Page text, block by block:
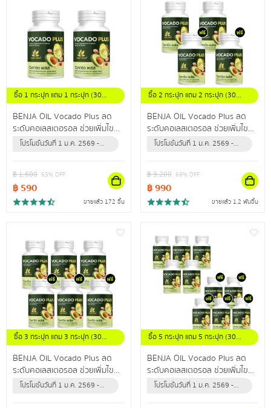
ซื้อ 1 กระปุก แถม 1 กระปุก (30
แคปซูล/กระปุก)
BENJA OIL Vocado Plus ลด
ระดับคอเลสเตอรอล ช่วยเพิ่มไข
มันดี ลดไขมันเลว ปรับลดความดัน
โปรโมชั่นวันที่ 1 ม.ค. 2569 -
฿1,600 63% OFF
฿590
ขายแล้ว 172 ชิ้น
ซื้อ 2 กระปุก แถม 2 กระปุก (30
แคปซูล / กระปุก)
BENJA OIL Vocado Plus ลด
ระดับคอเลสเตอรอล ช่วยเพิ่มไข
มันดี ลดไขมันเลว ปรับลดความดัน
โปรโมชั่นวันที่ 1 ม.ค. 2569 -
฿3,200 69% OFF
฿990
ขายแล้ว 1.2 พันชิ้น
ซื้อ 3 กระปุก แถม 3 กระปุก (30
แคปซูล / กระปุก)
BENJA OIL Vocado Plus ลด
ระดับคอเลสเตอรอล ช่วยเพิ่มไข
มันดี ลดไขมันเลว ปรับลดความดัน
โปรโมชั่นวันที่ 1 ม.ค. 2569 -
ซื้อ 5 กระปุก แถม 5 กระปุก (30
แคปซูล / กระปุก)
BENJA OIL Vocado Plus ลด
ระดับคอเลสเตอรอล ช่วยเพิ่มไข
มันดี ลดไขมันเลว ปรับลดความดัน
โปรโมชั่นวันที่ 1 ม.ค. 2569 -